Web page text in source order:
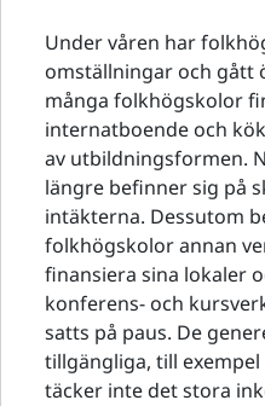
Under våren har
omställningar och gått
många folkhögskolor
internatboende och
av utbildningsformen.
längre befinner sig på
intäkterna. Dessutom
folkhögskolor annan
finansiera sina lokaler
konferens- och
satts på paus. De
tillgängliga, till
täcker inte det stora